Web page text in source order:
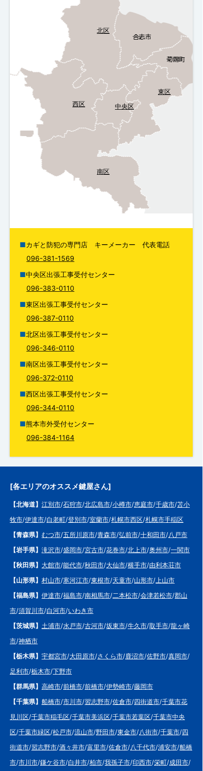
北区
東区
中央区
西区
南区
カギと防犯の専門店 キーメーカー 代表電話
096-381-1569
中央区出張工事受付センター
096-383-0110
東区出張工事受付センター
096-387-0110
北区出張工事受付センター
096-346-0110
南区出張工事受付センター
096-372-0110
西区出張工事受付センター
096-344-0110
熊本市外受付センター
096-384-1164
[各エリアのオススメ鍵屋さん]
【北海道】 江別市/石狩市/北広島市/小樽市/恵庭市/千歳市/苫小
牧市/伊達市/白老町/登別市/室蘭市/札幌市西区/札幌市手稲区
【青森県】 むつ市/五所川原市/青森市/弘前市/十和田市/八戸市
【岩手県】 滝沢市/盛岡市/宮古市/花巻市/北上市/奥州市/一関市
【秋田県】 大館市/能代市/秋田市/大仙市/横手市/由利本荘市
【山形県】 村山市/寒河江市/東根市/天童市/山形市/ 上山市
【福島県】 伊達市/福島市/南相馬市/二本松市/会津若松市/郡山
市/須賀川市/白河市/いわき市
【茨城県】 土浦市/水戸市/古河市/坂東市/牛久市/取手市/龍ヶ崎
市/神栖市
【栃木県】 宇都宮市/大田原市/さくら市/鹿沼市/佐野市/真岡市/
足利市/栃木市/下野市
【群馬県】 高崎市/前橋市/前橋市/伊勢崎市/藤岡市
【千葉県】 船橋市/市川市/習志野市/佐倉市/四街道市/千葉市花
見川区/千葉市稲毛区/千葉市美浜区/千葉市若葉区/千葉市中央
区/千葉市緑区/松戸市/流山市/野田市/東金市/八街市/千葉市/四
街道市/習志野市/酒々井市/富里市/佐倉市/八千代市/浦安市/船橋
市/市川市/鎌ケ谷市/白井市/柏市/我孫子市/印西市/栄町/成田市/